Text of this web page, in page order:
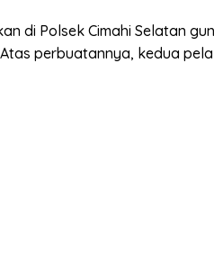
di Polsek Cimahi Selatan
perbuatannya, kedua